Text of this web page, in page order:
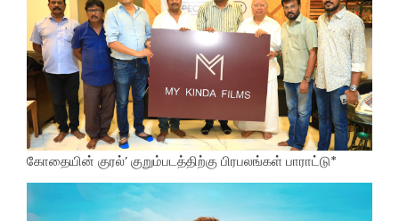
கோதையின் குரல்’ குறும்படத்திற்கு பிரபலங்கள் பாராட்டு*